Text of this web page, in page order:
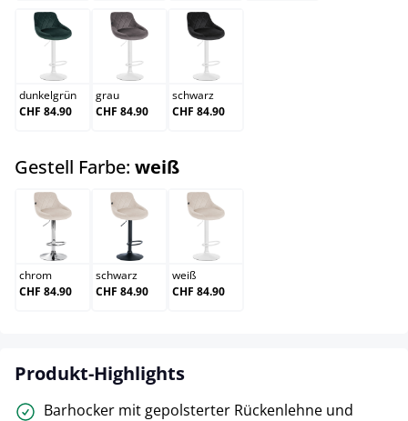
dunkelgrün
dunkelgrün
CHF 84.90
grau
grau
CHF 84.90
schwarz
schwarz
CHF 84.90
Gestell Farbe: weißauswählen
chrom
chrom
CHF 84.90
schwarz
schwarz
CHF 84.90
weiß
weiß
CHF 84.90
Produkt-Highlights
Barhocker mit gepolsterter Rückenlehne und